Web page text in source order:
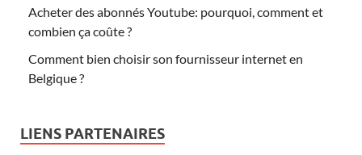
Acheter des abonnés Youtube: pourquoi, comment et
combien ça coûte ?
Comment bien choisir son fournisseur internet en
Belgique ?
LIENS PARTENAIRES